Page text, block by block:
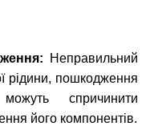
Неправильний
рідини, пошкодження
спричинити
його компонентів.